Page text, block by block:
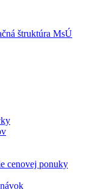
štruktúra MsÚ
cenovej ponuky